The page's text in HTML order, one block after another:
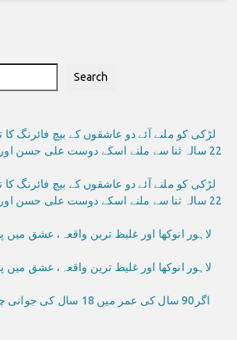
Search
لڑکی کو ملنے آئے دو عاشقوں کے بیچ فائرنگ کا
22 سالہ ثنا سے ملنے اسکے دوست علی حسن
لڑکی کو ملنے آئے دو عاشقوں کے بیچ فائرنگ کا
22 سالہ ثنا سے ملنے اسکے دوست علی حسن
لاہور انوکھا اور غلیظ ترین واقعہ، عشق میں
لاہور انوکھا اور غلیظ ترین واقعہ، عشق میں
اگر90 سال کی عمر میں 18